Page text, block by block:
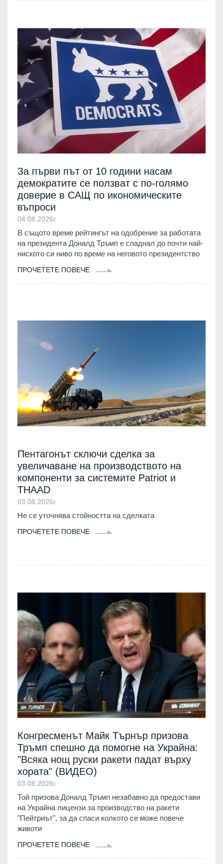
За първи път от 10 години насам
демократите се ползват с по-голямо
доверие в САЩ по икономическите
въпроси
04.08.2026г.
В същото време рейтингът на одобрение за работата
на президента Доналд Тръмп е спаднал до почти най-
ниското си ниво по време на неговото президентство
ПРОЧЕТЕТЕ ПОВЕЧЕ
Пентагонът сключи сделка за
увеличаване на производството на
компоненти за системите Patriot и
THAAD
03.08.2026г.
Не се уточнява стойността на сделката
ПРОЧЕТЕТЕ ПОВЕЧЕ
Конгресменът Майк Търнър призова
Тръмп спешно да помогне на Украйна:
"Всяка нощ руски ракети падат върху
хората" (ВИДЕО)
03.08.2026г.
Той призова Доналд Тръмп незабавно да предостави
на Украйна лицензи за производство на ракети
"Пейтриът", за да спаси колкото се може повече
животи
ПРОЧЕТЕТЕ ПОВЕЧЕ